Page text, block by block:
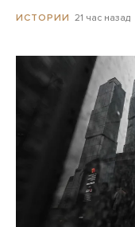
ИСТОРИИ 21 час назад